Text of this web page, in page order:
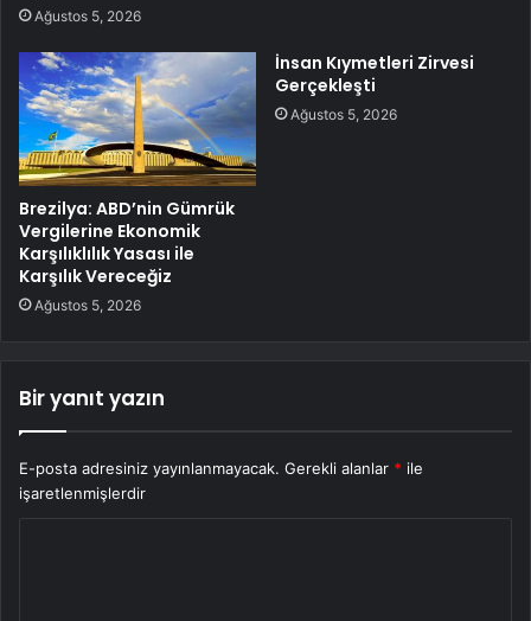
Ağustos 5, 2026
Brezilya: ABD’nin Gümrük
Vergilerine Ekonomik
Karşılıklılık Yasası ile
Karşılık Vereceğiz
Ağustos 5, 2026
İnsan Kıymetleri Zirvesi
Gerçekleşti
Ağustos 5, 2026
Bir yanıt yazın
E-posta adresiniz yayınlanmayacak. Gerekli alanlar * ile
işaretlenmişlerdir